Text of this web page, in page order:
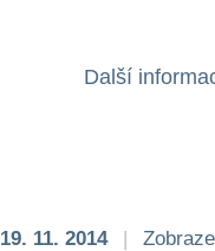
Další
19. 11. 2014 |